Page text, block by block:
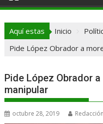
Aquí estas Inicio
Pide López Obrador a
Pide López Obrador
manipular
octubre 28, 2019 Redacción